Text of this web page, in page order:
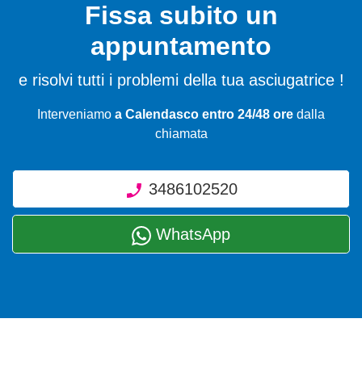
Fissa subito un
appuntamento
e risolvi tutti i problemi della tua asciugatrice !
Interveniamo a Calendasco entro 24/48 ore dalla
chiamata
3486102520
WhatsApp